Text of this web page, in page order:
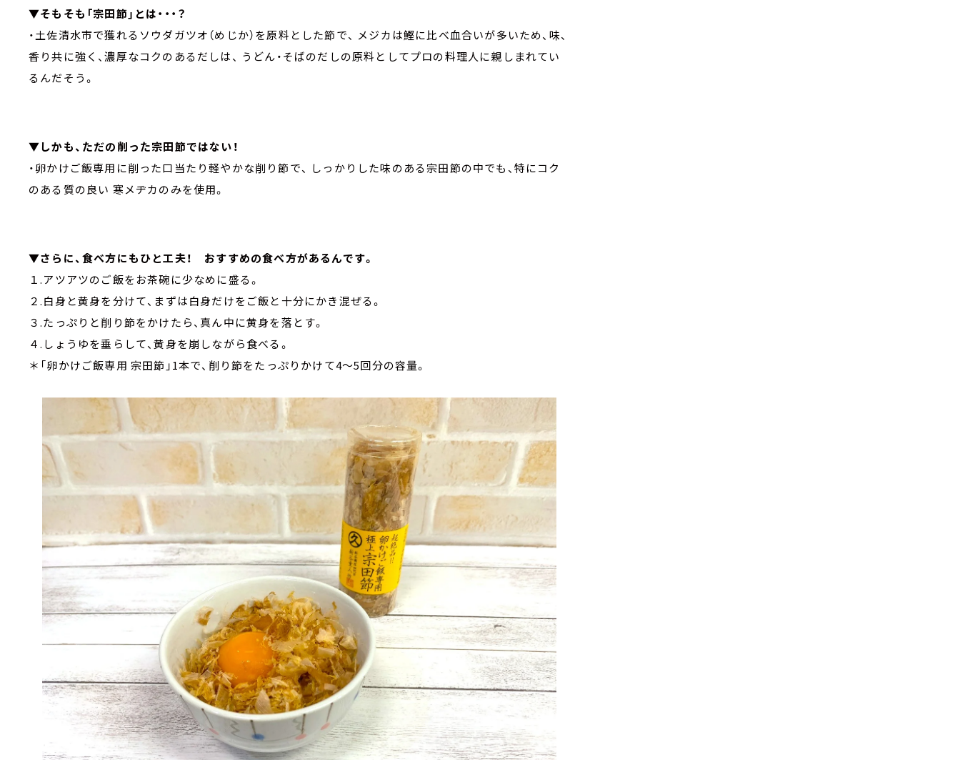
▼そもそも「宗田節」とは・・・？
・土佐清水市で獲れるソウダガツオ（めじか）を原料とした節で、 メジカは鰹に比べ血合いが多いため、味、
香り共に強く、濃厚なコクのあるだしは、 うどん・そばのだしの原料としてプロの料理人に親しまれてい
るんだそう。
▼しかも、ただの削った宗田節ではない！
・卵かけご飯専用に削った口当たり軽やかな削り節で、 しっかりした味のある宗田節の中でも、特にコク
のある質の良い 寒メヂカのみを使用。
▼さらに、食べ方にもひと工夫！ おすすめの食べ方があるんです。
１.アツアツのご飯をお茶碗に少なめに盛る。
２.白身と黄身を分けて、まずは白身だけをご飯と十分にかき混ぜる。
３.たっぷりと削り節をかけたら、真ん中に黄身を落とす。
４.しょうゆを垂らして、黄身を崩しながら食べる。
＊「卵かけご飯専用 宗田節」1本で、削り節をたっぷりかけて4～5回分の容量。